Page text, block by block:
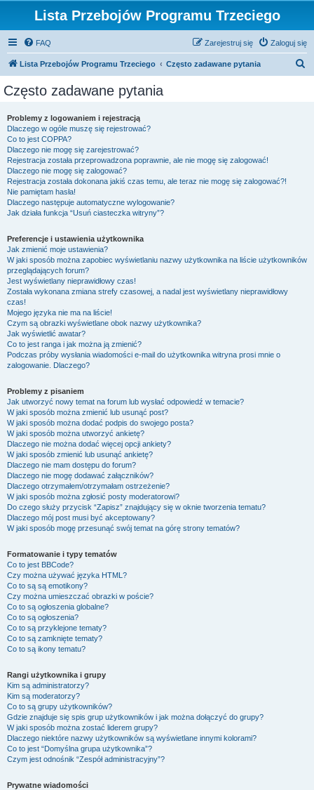
Lista Przebojów Programu Trzeciego
FAQ Zaloguj się
Zarejestruj się
Lista Przebojów Programu Trzeciego Często zadawane pytania
Często zadawane pytania
Problemy z logowaniem i rejestracją
Dlaczego w ogóle muszę się rejestrować?
Co to jest COPPA?
Dlaczego nie mogę się zarejestrować?
Rejestracja została przeprowadzona poprawnie, ale nie mogę się zalogować!
Dlaczego nie mogę się zalogować?
Rejestracja została dokonana jakiś czas temu, ale teraz nie mogę się zalogować?!
Nie pamiętam hasła!
Dlaczego następuje automatyczne wylogowanie?
Jak działa funkcja “Usuń ciasteczka witryny”?
Preferencje i ustawienia użytkownika
Jak zmienić moje ustawienia?
W jaki sposób można zapobiec wyświetlaniu nazwy użytkownika na liście użytkowników
przeglądających forum?
Jest wyświetlany nieprawidłowy czas!
Została wykonana zmiana strefy czasowej, a nadal jest wyświetlany nieprawidłowy
czas!
Mojego języka nie ma na liście!
Czym są obrazki wyświetlane obok nazwy użytkownika?
Jak wyświetlić awatar?
Co to jest ranga i jak można ją zmienić?
Podczas próby wysłania wiadomości e-mail do użytkownika witryna prosi mnie o
zalogowanie. Dlaczego?
Problemy z pisaniem
Jak utworzyć nowy temat na forum lub wysłać odpowiedź w temacie?
W jaki sposób można zmienić lub usunąć post?
W jaki sposób można dodać podpis do swojego posta?
W jaki sposób można utworzyć ankietę?
Dlaczego nie można dodać więcej opcji ankiety?
W jaki sposób zmienić lub usunąć ankietę?
Dlaczego nie mam dostępu do forum?
Dlaczego nie mogę dodawać załączników?
Dlaczego otrzymałem/otrzymałam ostrzeżenie?
W jaki sposób można zgłosić posty moderatorowi?
Do czego służy przycisk “Zapisz” znajdujący się w oknie tworzenia tematu?
Dlaczego mój post musi być akceptowany?
W jaki sposób mogę przesunąć swój temat na górę strony tematów?
Formatowanie i typy tematów
Co to jest BBCode?
Czy można używać języka HTML?
Co to są są emotikony?
Czy można umieszczać obrazki w poście?
Co to są ogłoszenia globalne?
Co to są ogłoszenia?
Co to są przyklejone tematy?
Co to są zamknięte tematy?
Co to są ikony tematu?
Rangi użytkownika i grupy
Kim są administratorzy?
Kim są moderatorzy?
Co to są grupy użytkowników?
Gdzie znajduje się spis grup użytkowników i jak można dołączyć do grupy?
W jaki sposób można zostać liderem grupy?
Dlaczego niektóre nazwy użytkowników są wyświetlane innymi kolorami?
Co to jest “Domyślna grupa użytkownika”?
Czym jest odnośnik “Zespół administracyjny”?
Prywatne wiadomości